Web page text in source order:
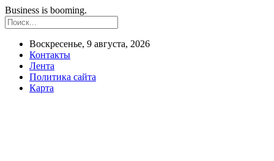
Business is booming.
Воскресенье, 9 августа, 2026
Контакты
Лента
Политика сайта
Карта